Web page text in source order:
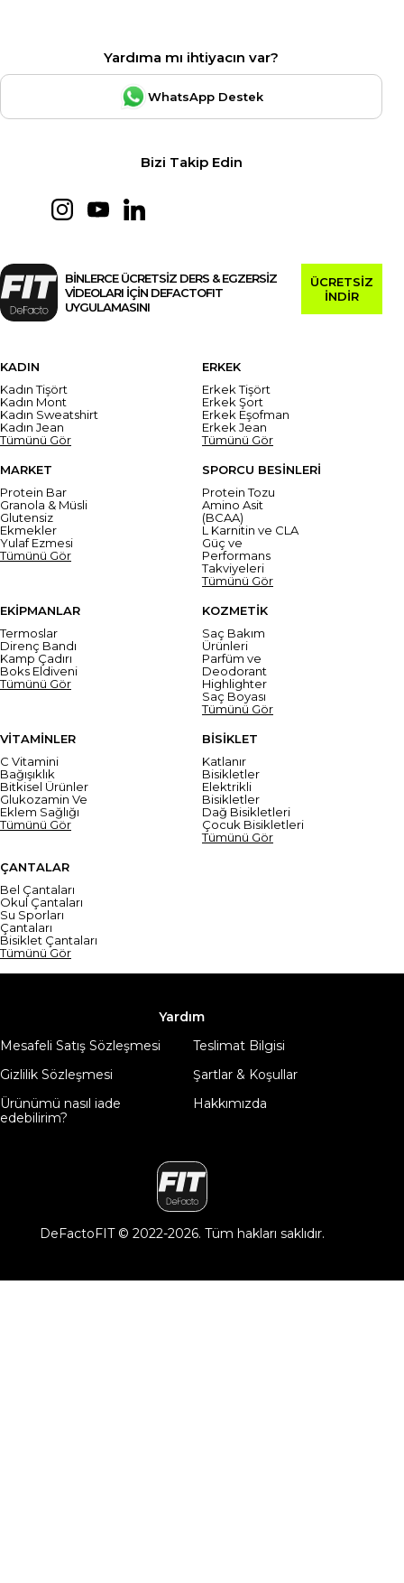
Yardıma mı ihtiyacın var?
WhatsApp Destek
Bizi Takip Edin
BİNLERCE ÜCRETSİZ DERS & EGZERSİZ
VİDEOLARI İÇİN DEFACTOFIT
UYGULAMASINI
ÜCRETSİZ
İNDİR
KADIN
Kadın Tişört
Kadın Mont
Kadın Sweatshirt
Kadın Jean
Tümünü Gör
ERKEK
Erkek Tişört
Erkek Şort
Erkek Eşofman
Erkek Jean
Tümünü Gör
MARKET
Protein Bar
Granola & Müsli
Glutensiz
Ekmekler
Yulaf Ezmesi
Tümünü Gör
SPORCU BESİNLERİ
Protein Tozu
Amino Asit
(BCAA)
L Karnitin ve CLA
Güç ve
Performans
Takviyeleri
Tümünü Gör
EKİPMANLAR
Termoslar
Direnç Bandı
Kamp Çadırı
Boks Eldiveni
Tümünü Gör
KOZMETİK
Saç Bakım
Ürünleri
Parfüm ve
Deodorant
Highlighter
Saç Boyası
Tümünü Gör
VİTAMİNLER
C Vitamini
Bağışıklık
Bitkisel Ürünler
Glukozamin Ve
Eklem Sağlığı
Tümünü Gör
BİSİKLET
Katlanır
Bisikletler
Elektrikli
Bisikletler
Dağ Bisikletleri
Çocuk Bisikletleri
Tümünü Gör
ÇANTALAR
Bel Çantaları
Okul Çantaları
Su Sporları
Çantaları
Bisiklet Çantaları
Tümünü Gör
Yardım
Mesafeli Satış Sözleşmesi
Teslimat Bilgisi
Gizlilik Sözleşmesi
Şartlar & Koşullar
Ürünümü nasıl iade
edebilirim?
Hakkımızda
DeFactoFIT ©️ 2022-2026. Tüm hakları saklıdır.